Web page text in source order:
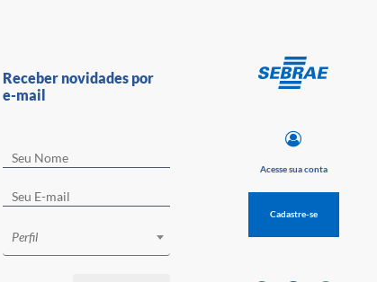
Receber novidades por
e-mail
Perfil
Acesse sua conta
Cadastre-se